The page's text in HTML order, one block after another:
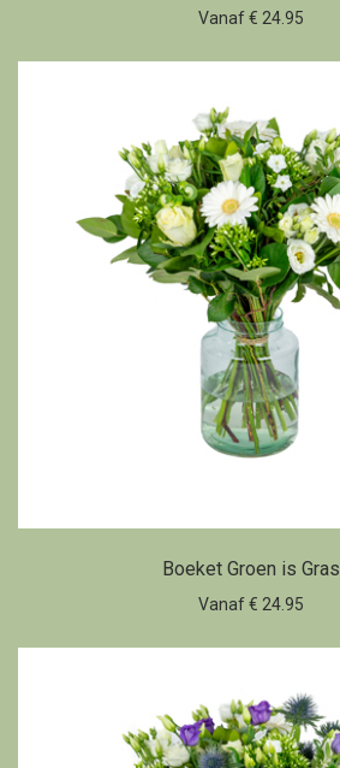
Vanaf € 24.95
Boeket Groen is Gras
Vanaf € 24.95